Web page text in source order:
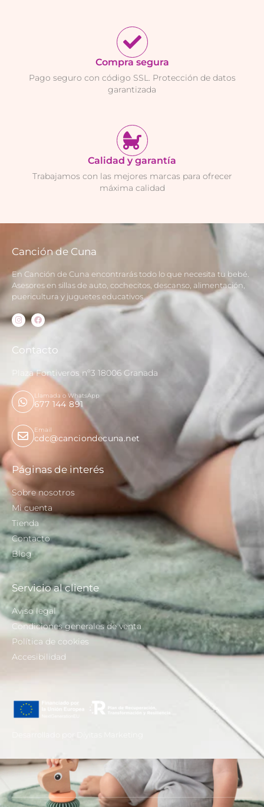
Compra segura
Pago seguro con código SSL. Protección de datos
garantizada
Calidad y garantía
Trabajamos con las mejores marcas para ofrecer
máxima calidad
Canción de Cuna
En Canción de Cuna encontrarás todo lo que necesita tu bebé.
Asesores en sillas de auto, cochecitos, descanso, alimentación,
puericultura y juguetes educativos
Contacto
Plaza Fontiveros nº3 18006 Granada
Llamada o WhatsApp
677 144 891
Email
cdc@canciondecuna.net
Páginas de interés
Sobre nosotros
Mi cuenta
Tienda
Contacto
Blog
Servicio al cliente
Aviso legal
Condiciones generales de venta
Política de cookies
Accesibilidad